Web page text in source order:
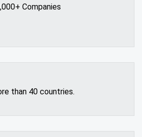
Companies
than 40 countries.